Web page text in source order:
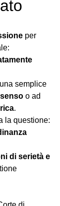
per
o ad
.
la questione:
di serietà e